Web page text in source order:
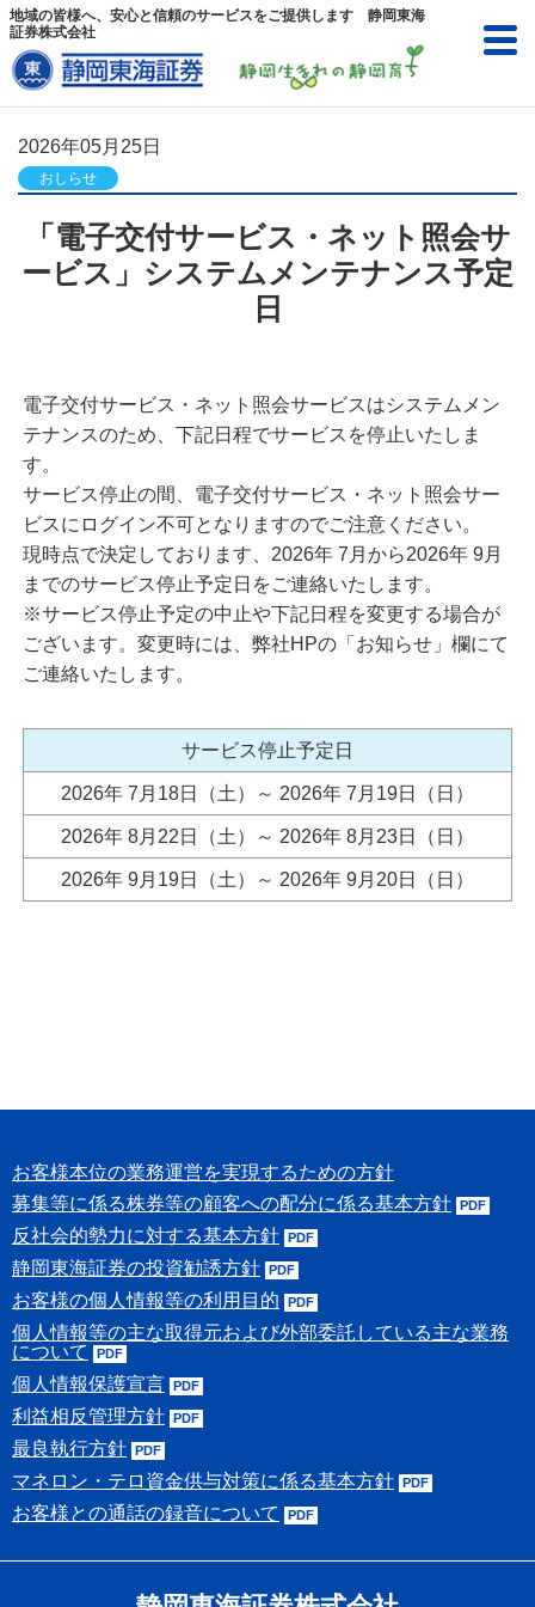
地域の皆様へ、安心と信頼のサービスをご提供します 静岡東海
証券株式会社
ネット照会サービス
トップページ
はじめての方へ 口座開設のご案内
証券税制 マイナンバーのご提供のお願い
電子交付サービス・ネット照会
サービス
2024年からのNISA
各種ご確認事項について
商品のご案内
外国株式
外国証券情報
会社案内
会社概要・沿革 経営理念・経営方針
浜松支店 掛川支店
沼津支店
お客様本位の業務運営を実現するための方針
キャンペーン
リクルート
リクルートトップ
採用お問い合わせ
リンク集
2026年05月25日
おしらせ
「電子交付サービス・ネット照会サ
ービス」システムメンテナンス予定
日
電子交付サービス・ネット照会サービスはシステムメン
テナンスのため、下記日程でサービスを停止いたしま
す。
サービス停止の間、電子交付サービス・ネット照会サー
ビスにログイン不可となりますのでご注意ください。
現時点で決定しております、2026年 7月から2026年 9月
までのサービス停止予定日をご連絡いたします。
※サービス停止予定の中止や下記日程を変更する場合が
ございます。変更時には、弊社HPの「お知らせ」欄にて
ご連絡いたします。
サービス停止予定日
2026年 7月18日（土）～ 2026年 7月19日（日）
2026年 8月22日（土）～ 2026年 8月23日（日）
2026年 9月19日（土）～ 2026年 9月20日（日）
お客様本位の業務運営を実現するための方針
募集等に係る株券等の顧客への配分に係る基本方針
反社会的勢力に対する基本方針
静岡東海証券の投資勧誘方針
お客様の個人情報等の利用目的
個人情報等の主な取得元および外部委託している主な業務
について
個人情報保護宣言
利益相反管理方針
最良執行方針
マネロン・テロ資金供与対策に係る基本方針
お客様との通話の録音について